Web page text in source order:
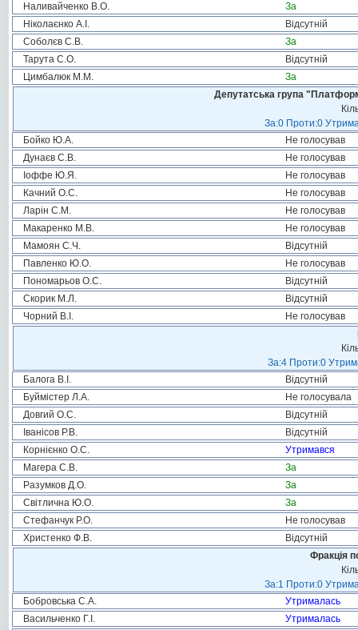
Наливайченко В.О.
За
Ніколаєнко А.І.
Відсутній
Соболєв С.В.
За
Тарута С.О.
Відсутній
Цимбалюк М.М.
За
Депутатська група
За:0 Проти:0
Бойко Ю.А.
Не голосував
Дунаєв С.В.
Не голосував
Іоффе Ю.Я.
Не голосував
Качний О.С.
Не голосував
Ларін С.М.
Не голосував
Макаренко М.В.
Не голосував
Мамоян С.Ч.
Відсутній
Павленко Ю.О.
Не голосував
Пономарьов О.С.
Відсутній
Скорик М.Л.
Відсутній
Чорний В.І.
Не голосував
За:4 Проти:0
Балога В.І.
Відсутній
Буймістер Л.А.
Не голосувала
Довгий О.С.
Відсутній
Іванісов Р.В.
Відсутній
Корнієнко О.С.
Утримався
Магера С.В.
За
Разумков Д.О.
За
Світлична Ю.О.
За
Стефанчук Р.О.
Не голосував
Христенко Ф.В.
Відсутній
Фракція
За:1 Проти:0
Бобровська С.А.
Утрималась
Васильченко Г.І.
Утрималась